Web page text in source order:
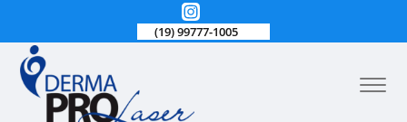
(19) 99777-1005